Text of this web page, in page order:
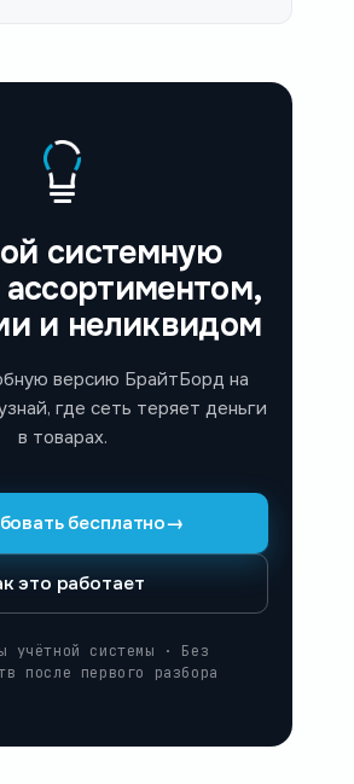
системную
ассортиментом,
и неликвидом
версию БрайтБорд на
где сеть теряет деньги
в товарах.
бесплатно→
это работает
учётной системы · Без
после первого разбора